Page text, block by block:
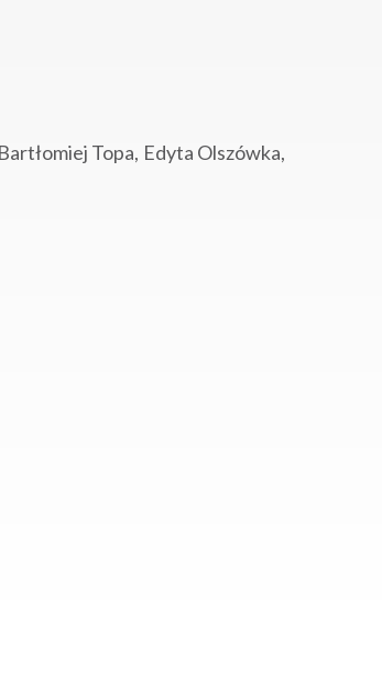
Topa, Edyta Olszówka,